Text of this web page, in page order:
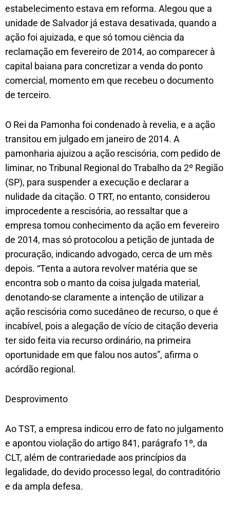
estabelecimento estava em reforma. Alegou que a
unidade de Salvador já estava desativada, quando a
ação foi ajuizada, e que só tomou ciência da
reclamação em fevereiro de 2014, ao comparecer à
capital baiana para concretizar a venda do ponto
comercial, momento em que recebeu o documento
de terceiro.
O Rei da Pamonha foi condenado à revelia, e a ação
transitou em julgado em janeiro de 2014. A
pamonharia ajuizou a ação rescisória, com pedido de
liminar, no Tribunal Regional do Trabalho da 2º Região
(SP), para suspender a execução e declarar a
nulidade da citação. O TRT, no entanto, considerou
improcedente a rescisória, ao ressaltar que a
empresa tomou conhecimento da ação em fevereiro
de 2014, mas só protocolou a petição de juntada de
procuração, indicando advogado, cerca de um mês
depois. “Tenta a autora revolver matéria que se
encontra sob o manto da coisa julgada material,
denotando-se claramente a intenção de utilizar a
ação rescisória como sucedâneo de recurso, o que é
incabível, pois a alegação de vício de citação deveria
ter sido feita via recurso ordinário, na primeira
oportunidade em que falou nos autos”, afirma o
acórdão regional.
Desprovimento
Ao TST, a empresa indicou erro de fato no julgamento
e apontou violação do artigo 841, parágrafo 1º, da
CLT, além de contrariedade aos princípios da
legalidade, do devido processo legal, do contraditório
e da ampla defesa.